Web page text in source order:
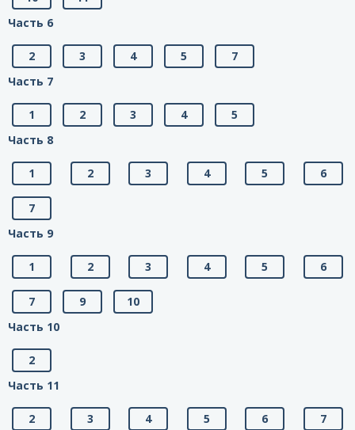
Часть 6
2 3 4 5
7
Часть 7
1 2 3 4
5
Часть 8
1 2 3 4 5 6
7
Часть 9
1 2 3 4 5 6
7 9
10
Часть 10
2
Часть 11
2 3 4 5 6 7